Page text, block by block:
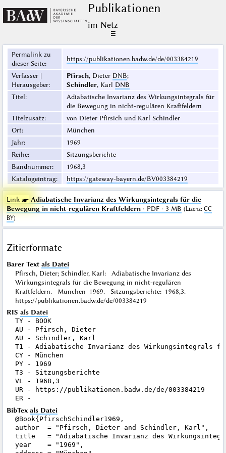
Publikationen
im Netz
☰
Permalink zu
dieser Seite:
https://publikationen.badw.de/de/003384219
Verfasser |
Herausgeber:
Pfirsch, Dieter DNB;
Schindler, Karl DNB
Titel:
Adiabatische Invarianz des Wirkungsintegrals für
die Bewegung in nicht-regulären Kraftfeldern
Titelzusatz:
von Dieter Pfirsich und Karl Schindler
Ort:
München
Jahr:
1969
Reihe:
Sitzungsberichte
Bandnummer:
1968,3
Katalogeintrag: https://gateway-bayern.de/BV003384219
Link ☛ Adiabatische Invarianz des Wirkungsintegrals für die
Bewegung in nicht-regulären Kraftfeldern· PDF · 3 MB (Lizenz: CC
BY)
Zitierformate
Barer Text als Datei
Pfirsch, Dieter; Schindler, Karl: Adiabatische Invarianz des
Wirkungsintegrals für die Bewegung in nicht-regulären
Kraftfeldern. München 1969. Sitzungsberichte: 1968,3.
https://publikationen.badw.de/de/003384219
RIS als Datei
TY - BOOK
AU - Pfirsch, Dieter
AU - Schindler, Karl
T1 - Adiabatische Invarianz des Wirkungsintegrals
CY - München
PY - 1969
T3 - Sitzungsberichte
VL - 1968,3
UR - https://publikationen.badw.de/de/003384219
BibTex als Datei
@Book{PfirschSchindler1969,
author  = "Pfirsch, Dieter and Schindler, Karl",
title   = "Adiabatische Invarianz des
year    = "1969",